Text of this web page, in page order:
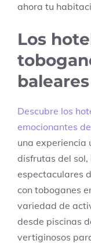
ahora tu
Los
baleares
Descubre los
emocionantes
una experiencia
disfrutas del
espectaculares
con toboganes
variedad de
desde piscinas
vertiginosos